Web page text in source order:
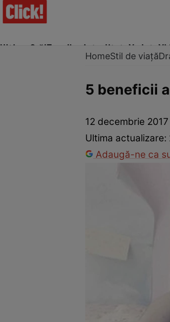
Ultima Oră!Trending Actualitate Vedete
Dragoste și Sex
HomeStil de viață
5 beneficii
12 decembrie
Ultima actualizare:
Adaugă-ne ca